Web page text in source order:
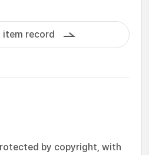
item record
by copyright, with